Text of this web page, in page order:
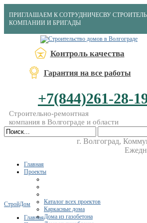
ПРИГЛАШАЕМ К СОТРУДНИЧЕСВУ
КОМПАНИИ И БРИГАДЫ
Контроль качества
Гарантия на все работы
+7(844)261-28-
Строительно-ремонтная
компания в Волгограде и области
г. Волгоград,
Главная
Проекты
Каталог всех проектов
Каркасные дома
Дома из газобетона
СтройДом
Главная